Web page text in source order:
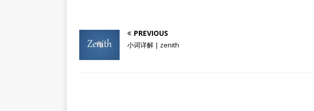
PREVIOUS
小词详解 | zenith